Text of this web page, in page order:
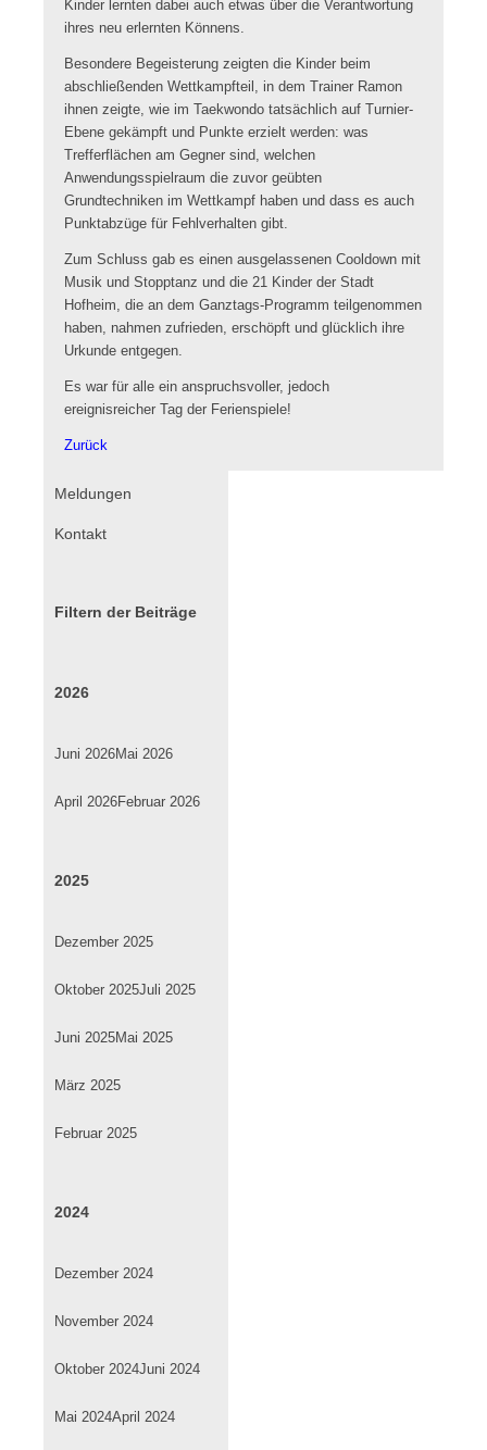
Kinder lernten dabei auch etwas über die Verantwortung
ihres neu erlernten Könnens.
Besondere Begeisterung zeigten die Kinder beim
abschließenden Wettkampfteil, in dem Trainer Ramon
ihnen zeigte, wie im Taekwondo tatsächlich auf Turnier-
Ebene gekämpft und Punkte erzielt werden: was
Trefferflächen am Gegner sind, welchen
Anwendungsspielraum die zuvor geübten
Grundtechniken im Wettkampf haben und dass es auch
Punktabzüge für Fehlverhalten gibt.
Zum Schluss gab es einen ausgelassenen Cooldown mit
Musik und Stopptanz und die 21 Kinder der Stadt
Hofheim, die an dem Ganztags-Programm teilgenommen
haben, nahmen zufrieden, erschöpft und glücklich ihre
Urkunde entgegen.
Es war für alle ein anspruchsvoller, jedoch
ereignisreicher Tag der Ferienspiele!
Zurück
Navigation
Meldungen
Kontakt
Filtern der Beiträge
2026
Juni 2026Mai 2026
April 2026Februar 2026
2025
Dezember 2025
Oktober 2025Juli 2025
Juni 2025Mai 2025
März 2025
Februar 2025
2024
Dezember 2024
November 2024
Oktober 2024Juni 2024
Mai 2024April 2024